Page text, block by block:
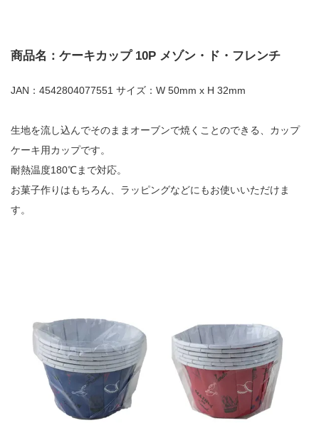
商品名：ケーキカップ 10P メゾン・ド・フレンチ
JAN：4542804077551 サイズ：W 50mm x H 32mm
生地を流し込んでそのままオーブンで焼くことのできる、カップ
ケーキ用カップです。
耐熱温度180℃まで対応。
お菓子作りはもちろん、ラッピングなどにもお使いいただけま
す。